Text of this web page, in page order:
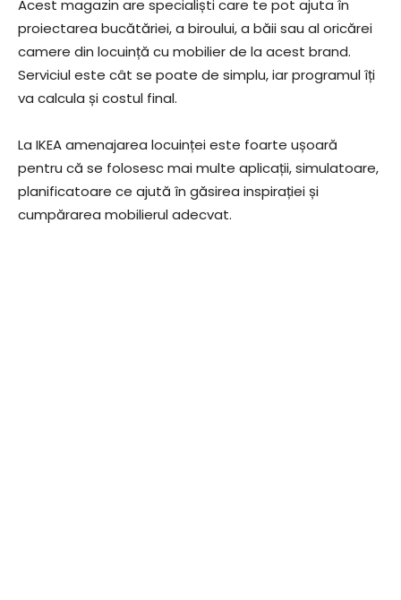
Acest magazin are specialiști care te pot ajuta în
proiectarea bucătăriei, a biroului, a băii sau al oricărei
camere din locuință cu mobilier de la acest brand.
Serviciul este cât se poate de simplu, iar programul îți
va calcula și costul final.
La IKEA amenajarea locuinței este foarte ușoară
pentru că se folosesc mai multe aplicații, simulatoare,
planificatoare ce ajută în găsirea inspirației și
cumpărarea mobilierul adecvat.